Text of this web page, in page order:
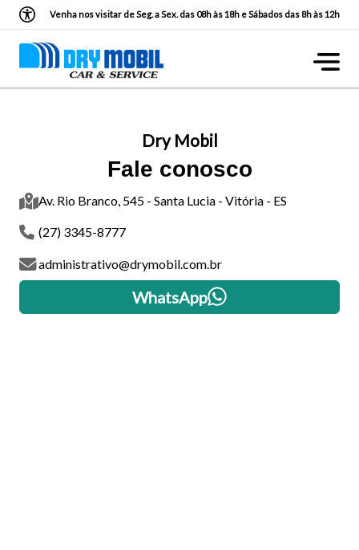
Venha nos visitar de Seg. a Sex. das 08h às 18h e Sábados das 8h às 12h
Dry Mobil
Fale conosco
Av. Rio Branco, 545 - Santa Lucia - Vitória - ES
(27) 3345-8777
administrativo@drymobil.com.br
WhatsApp